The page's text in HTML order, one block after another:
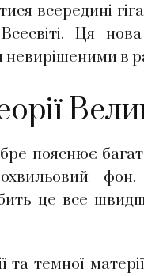
всередині
Всесвіті. Ця
в
пояснює
це все
та темної